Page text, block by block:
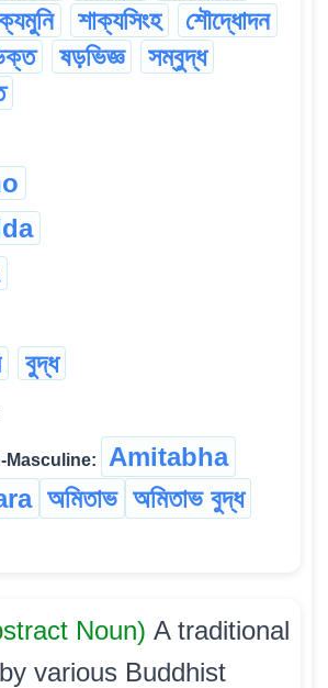
শাক্যসিংহ
শৌদ্ধোদন
ষড়ভিজ্ঞ
সম্বুদ্ধ
বুদ্ধ
Masculine:
Amitabha
অমিতাভ অমিতাভ বুদ্ধ
Noun) A traditional
various Buddhist